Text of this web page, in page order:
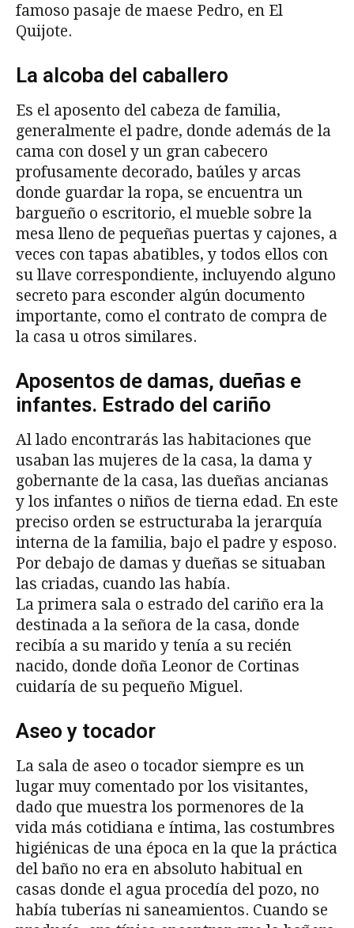
famoso pasaje de maese Pedro, en El
Quijote.
La alcoba del caballero
Es el aposento del cabeza de familia,
generalmente el padre, donde además de la
cama con dosel y un gran cabecero
profusamente decorado, baúles y arcas
donde guardar la ropa, se encuentra un
bargueño o escritorio, el mueble sobre la
mesa lleno de pequeñas puertas y cajones, a
veces con tapas abatibles, y todos ellos con
su llave correspondiente, incluyendo alguno
secreto para esconder algún documento
importante, como el contrato de compra de
la casa u otros similares.
Aposentos de damas, dueñas e
infantes. Estrado del cariño
Al lado encontrarás las habitaciones que
usaban las mujeres de la casa, la dama y
gobernante de la casa, las dueñas ancianas
y los infantes o niños de tierna edad. En este
preciso orden se estructuraba la jerarquía
interna de la familia, bajo el padre y esposo.
Por debajo de damas y dueñas se situaban
las criadas, cuando las había.
La primera sala o estrado del cariño era la
destinada a la señora de la casa, donde
recibía a su marido y tenía a su recién
nacido, donde doña Leonor de Cortinas
cuidaría de su pequeño Miguel.
Aseo y tocador
La sala de aseo o tocador siempre es un
lugar muy comentado por los visitantes,
dado que muestra los pormenores de la
vida más cotidiana e íntima, las costumbres
higiénicas de una época en la que la práctica
del baño no era en absoluto habitual en
casas donde el agua procedía del pozo, no
había tuberías ni saneamientos. Cuando se